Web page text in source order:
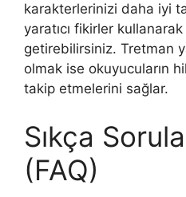
karakterlerinizi daha iyi
yaratıcı fikirler
getirebilirsiniz. Tretman
olmak ise okuyucuların
takip etmelerini sağlar.
Sıkça
(FAQ)